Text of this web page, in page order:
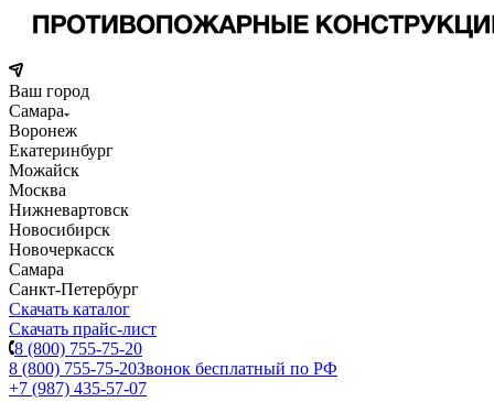
Ваш город
Самара
Воронеж
Екатеринбург
Можайск
Москва
Нижневартовск
Новосибирск
Новочеркасск
Самара
Санкт-Петербург
Скачать каталог
Скачать прайс-лист
8 (800) 755-75-20
8 (800) 755-75-20Звонок бесплатный по РФ
+7 (987) 435-57-07